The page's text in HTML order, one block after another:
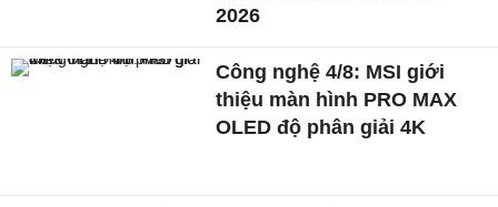
2026
Công nghệ 4/8: MSI giới
thiệu màn hình PRO MAX
OLED độ phân giải 4K